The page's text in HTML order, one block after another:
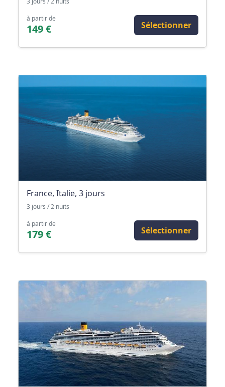
à partir de
149 € Sélectionner
France, Italie, 3 jours
3 jours / 2 nuits
à partir de
179 € Sélectionner